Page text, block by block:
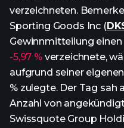
verzeichneten.
Sporting Goods Inc (
Gewinnmitteilung
-5,97 %verzeichnete,
aufgrund seiner
% zulegte. Der Tag sah
Anzahl von
Swissquote Group